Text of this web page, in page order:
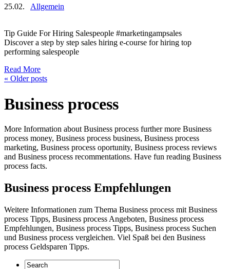
25.02. Allgemein
Tip Guide For Hiring Salespeople #marketingampsales
Discover a step by step sales hiring e-course for hiring top
performing salespeople
Read More
« Older posts
Business process
More Information about Business process further more Business
process money, Business process business, Business process
marketing, Business process oportunity, Business process reviews
and Business process recommentations. Have fun reading Business
process facts.
Business process Empfehlungen
Weitere Informationen zum Thema Business process mit Business
process Tipps, Business process Angeboten, Business process
Empfehlungen, Business process Tipps, Business process Suchen
und Business process vergleichen. Viel Spaß bei den Business
process Geldsparen Tipps.